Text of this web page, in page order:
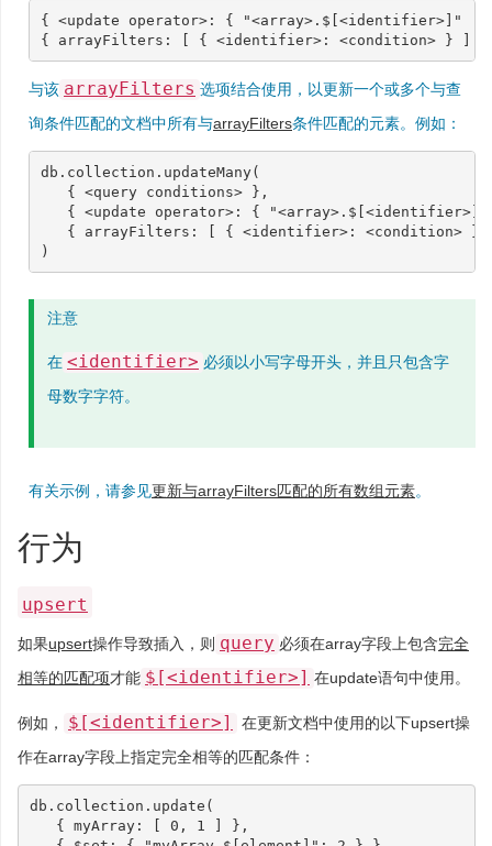
{ <update operator>: { "<array>.$[<identifier>]"
{
arrayFilters : [ { <identifier>: <condition> } ]
与该 arrayFilters 选项结合使用，以更新一个或多个与查
询条件匹配的文档中所有与arrayFilters条件匹配的元素。例如：
db . collection . updateMany(
{ <query conditions>
},
{ <update operator>: {
"<array>.$[<identifier>]"
{
arrayFilters : [ { <identifier>: <condition> }
)
注意
在 <identifier> 必须以小写字母开头，并且只包含字
母数字字符。
有关示例，请参见更新与arrayFilters匹配的所有数组元素。
行为
upsert
如果upsert操作导致插入，则 query 必须在array字段上包含完全
相等的匹配项才能 $[<identifier>] 在update语句中使用。
例如， $[<identifier>]
在更新文档中使用的以下upsert操
作在array字段上指定完全相等的匹配条件：
db . collection . update (
{ myArray: [ 0 , 1 ]
},